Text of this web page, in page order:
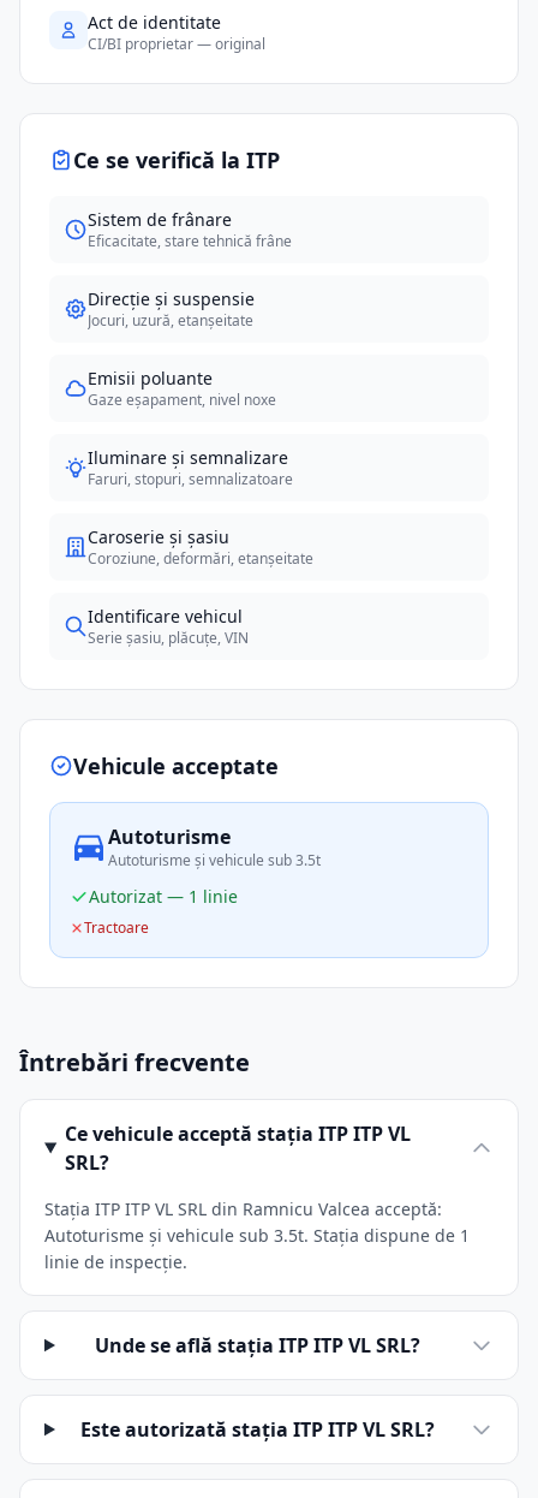
Act de identitate
CI/BI proprietar — original
Ce se verifică la ITP
Sistem de frânare
Eficacitate, stare tehnică frâne
Direcție și suspensie
Jocuri, uzură, etanșeitate
Emisii poluante
Gaze eșapament, nivel noxe
Iluminare și semnalizare
Faruri, stopuri, semnalizatoare
Caroserie și șasiu
Coroziune, deformări, etanșeitate
Identificare vehicul
Serie șasiu, plăcuțe, VIN
Vehicule acceptate
Autoturisme
Autoturisme și vehicule sub 3.5t
Autorizat — 1 linie
Tractoare
Întrebări frecvente
Ce vehicule acceptă stația ITP ITP VL
SRL?
Stația ITP ITP VL SRL din Ramnicu Valcea acceptă:
Autoturisme și vehicule sub 3.5t. Stația dispune de 1
linie de inspecție.
Unde se află stația ITP ITP VL SRL?
Este autorizată stația ITP ITP VL SRL?